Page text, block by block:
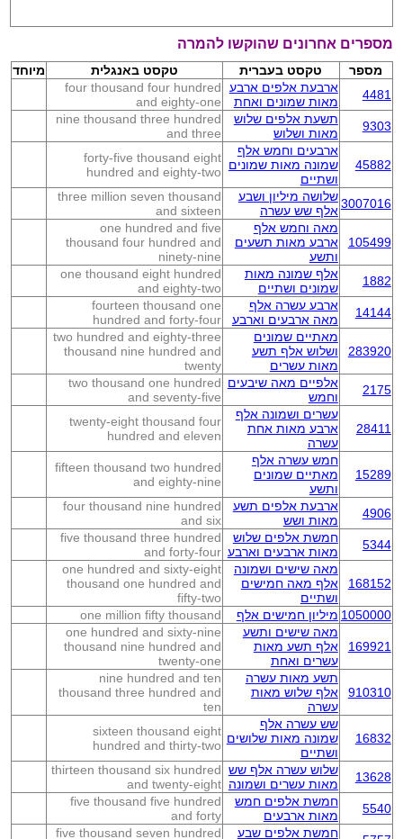
מספרים אחרונים שהוקשו להמרה
מספר טקסט בעברית טקסט באנגלית
מיוחד
4481
ארבעת אלפים ארבע
מאות שמונים ואחת
four thousand four hundred
and eighty-one
9303
תשעת אלפים שלוש
מאות ושלוש
nine thousand three hundred
and three
45882
ארבעים וחמש אלף
שמונה מאות שמונים
ושתיים
forty-five thousand eight
hundred and eighty-two
3007016 שלושה מיליון ושבע
אלף שש עשרה
three million seven thousand
and sixteen
105499
מאה וחמש אלף
ארבע מאות תשעים
ותשע
one hundred and five
thousand four hundred and
ninety-nine
1882
אלף שמונה מאות
שמונים ושתיים
one thousand eight hundred
and eighty-two
14144
ארבע עשרה אלף
מאה ארבעים וארבע
fourteen thousand one
hundred and forty-four
283920
מאתיים שמונים
ושלוש אלף תשע
מאות עשרים
two hundred and eighty-three
thousand nine hundred and
twenty
2175
אלפיים מאה שיבעים
וחמש
two thousand one hundred
and seventy-five
28411
עשרים ושמונה אלף
ארבע מאות אחת
עשרה
twenty-eight thousand four
hundred and eleven
15289
חמש עשרה אלף
מאתיים שמונים
ותשע
fifteen thousand two hundred
and eighty-nine
4906
ארבעת אלפים תשע
מאות ושש
four thousand nine hundred
and six
5344
חמשת אלפים שלוש
מאות ארבעים וארבע
five thousand three hundred
and forty-four
168152
מאה שישים ושמונה
אלף מאה חמישים
ושתיים
one hundred and sixty-eight
thousand one hundred and
fifty-two
1050000 מיליון חמישים אלף one million fifty thousand
169921
מאה שישים ותשע
אלף תשע מאות
עשרים ואחת
one hundred and sixty-nine
thousand nine hundred and
twenty-one
910310
תשע מאות עשרה
אלף שלוש מאות
עשרה
nine hundred and ten
thousand three hundred and
ten
16832
שש עשרה אלף
שמונה מאות שלושים
ושתיים
sixteen thousand eight
hundred and thirty-two
13628
שלוש עשרה אלף שש
מאות עשרים ושמונה
thirteen thousand six hundred
and twenty-eight
5540
חמשת אלפים חמש
מאות ארבעים
five thousand five hundred
and forty
חמשת אלפים שבע five thousand seven hundred